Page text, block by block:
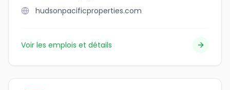
hudsonpacificproperties.com
Voir les emplois et détails